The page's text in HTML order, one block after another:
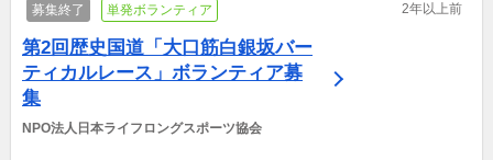
募集終了 単発ボランティア 2年以上前
第2回歴史国道「大口筋白銀坂バー
ティカルレース」ボランティア募
集
NPO法人日本ライフロングスポーツ協会